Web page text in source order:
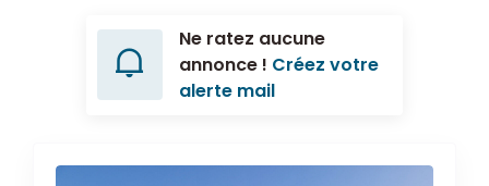
Ne ratez aucune
annonce ! Créez votre
alerte mail